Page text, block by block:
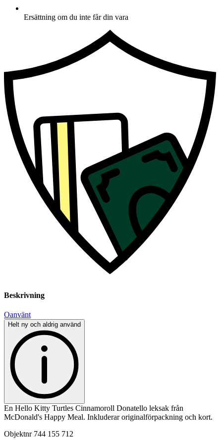
Ersättning om du inte får din vara
Beskrivning
Oanvänt
Helt ny och aldrig använd
En Hello Kitty Turtles Cinnamoroll Donatello leksak från
McDonald's Happy Meal. Inkluderar originalförpackning och kort.
Objektnr 744 155 712